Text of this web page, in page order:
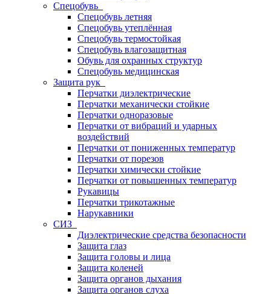
Спецобувь
Спецобувь летняя
Спецобувь утеплённая
Спецобувь термостойкая
Спецобувь влагозащитная
Обувь для охранных структур
Спецобувь медицинская
Защита рук
Перчатки диэлектрические
Перчатки механически стойкие
Перчатки одноразовые
Перчатки от вибраций и ударных
воздействий
Перчатки от пониженных температур
Перчатки от порезов
Перчатки химически стойкие
Перчатки от повышенных температур
Рукавицы
Перчатки трикотажные
Нарукавники
СИЗ
Диэлектрические средства безопасности
Защита глаз
Защита головы и лица
Защита коленей
Защита органов дыхания
Защита органов слуха